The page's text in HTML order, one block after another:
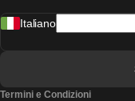
Italiano
Termini e Condizioni